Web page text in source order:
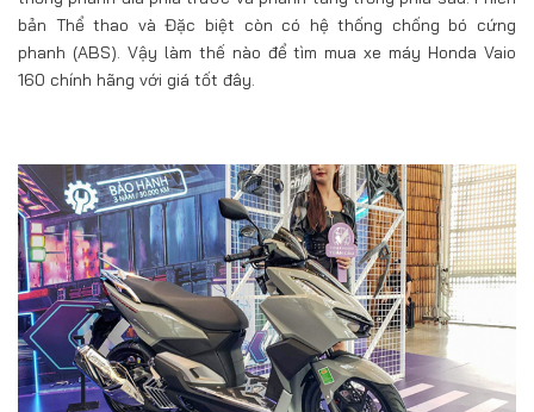
bản Thể thao và Đặc biệt còn có hệ thống chống bó cứng
phanh (ABS). Vậy làm thế nào để tìm mua xe máy Honda Vaio
160 chính hãng với giá tốt đây.